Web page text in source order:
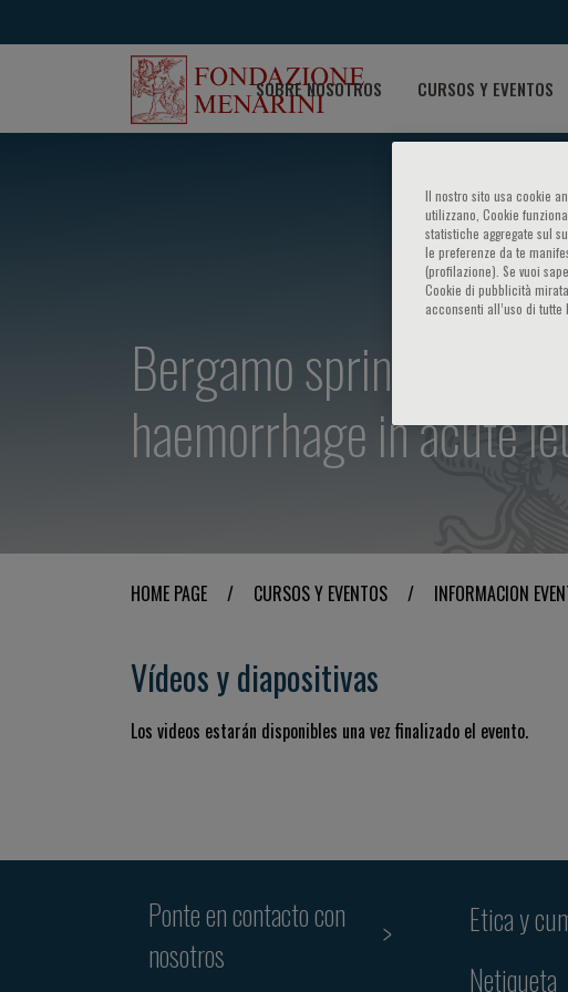
SOBRE NOSOTROS CURSOS Y EVENTOS
Bergamo spring
haemorrhage in acute
HOME PAGE / CURSOS Y EVENTOS / INFORMACION
Vídeos y diapositivas
Los videos estarán disponibles una vez finalizado el evento.
Ponte en contacto con
nosotros
Etica y
Netiqueta
Il nostro sito usa cookie
utilizzano, Cookie
statistiche aggregate sul
le preferenze da te
(profilazione). Se vuoi
Cookie di pubblicità mirata
acconsenti all’uso di